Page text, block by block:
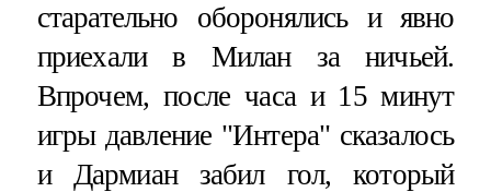
старательно оборонялись и явно
приехали в Милан за ничьей.
Впрочем, после часа и 15 минут
игры давление "Интера" сказалось
и Дармиан забил гол, который